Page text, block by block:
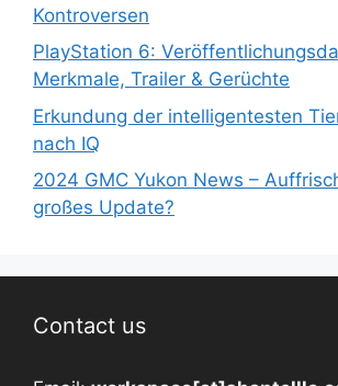
Kontroversen
PlayStation 6:
Merkmale, Trailer & Gerüchte
Erkundung der intelligentesten
nach IQ
2024 GMC Yukon News –
großes Update?
Contact us